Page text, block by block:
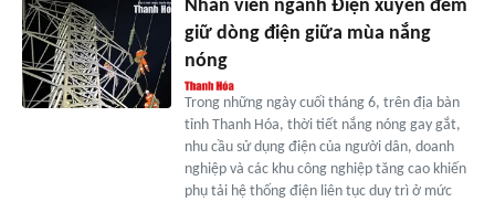
Nhân viên ngành Điện xuyên đêm
giữ dòng điện giữa mùa nắng
nóng
Trong những ngày cuối tháng 6, trên địa bàn
tỉnh Thanh Hóa, thời tiết nắng nóng gay gắt,
nhu cầu sử dụng điện của người dân, doanh
nghiệp và các khu công nghiệp tăng cao khiến
phụ tải hệ thống điện liên tục duy trì ở mức